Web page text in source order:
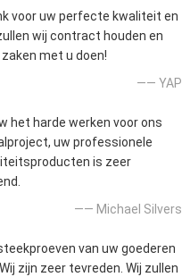
voor uw perfecte kwaliteit en
wij contract houden en
met u doen!
—— YAP
het harde werken voor ons
uw professionele
is zeer
—— Michael Silvers
van uw goederen
zijn zeer tevreden. Wij zullen